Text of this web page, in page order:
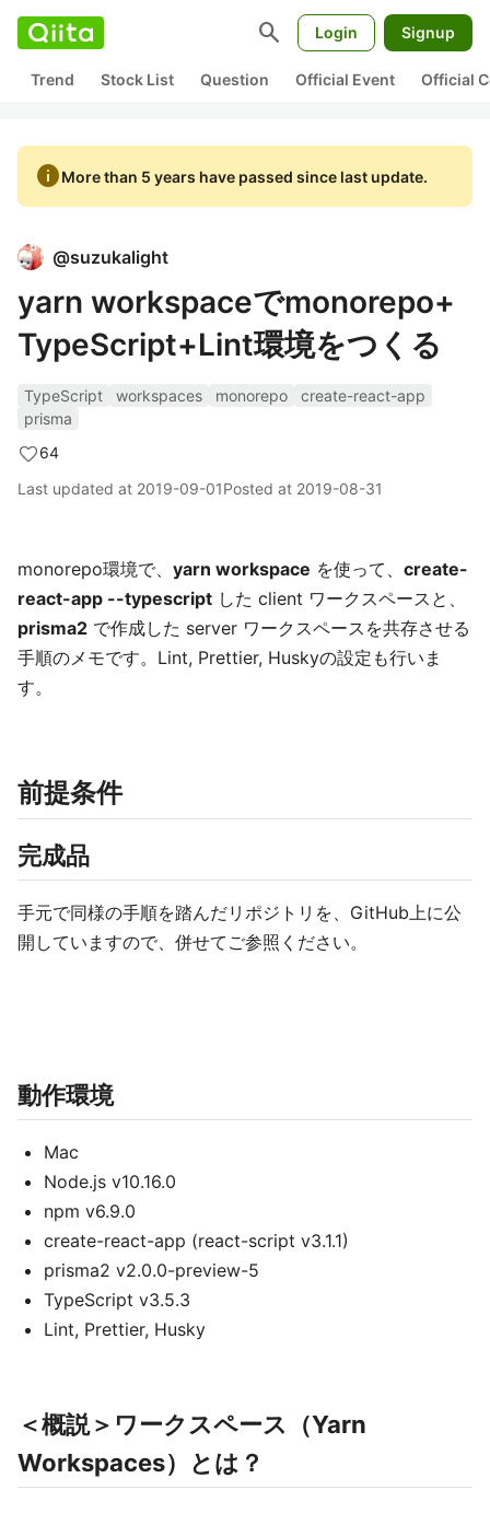
search Login Signup
Trend Stock List Question Official Event Official
infoMore than 5 years have passed since last update.
@suzukalight
yarn workspaceでmonorepo+
TypeScript+Lint環境をつくる
TypeScript workspaces monorepo
create-react-app
prisma
64
Last updated at 2019-09-01Posted at 2019-08-31
monorepo環境で、 yarn workspace を使って、 create-
react-app --typescript した client ワークスペースと、
prisma2 で作成した server ワークスペースを共存させる
手順のメモです。Lint, Prettier, Huskyの設定も行いま
す。
前提条件
完成品
手元で同様の手順を踏んだリポジトリを、GitHub上に公
開していますので、併せてご参照ください。
動作環境
Mac
Node.js v10.16.0
npm v6.9.0
create-react-app (react-script v3.1.1)
prisma2 v2.0.0-preview-5
TypeScript v3.5.3
Lint, Prettier, Husky
＜概説＞ワークスペース（Yarn
Workspaces）とは？